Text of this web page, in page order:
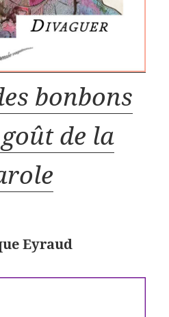
bonbons
de la
Eyraud